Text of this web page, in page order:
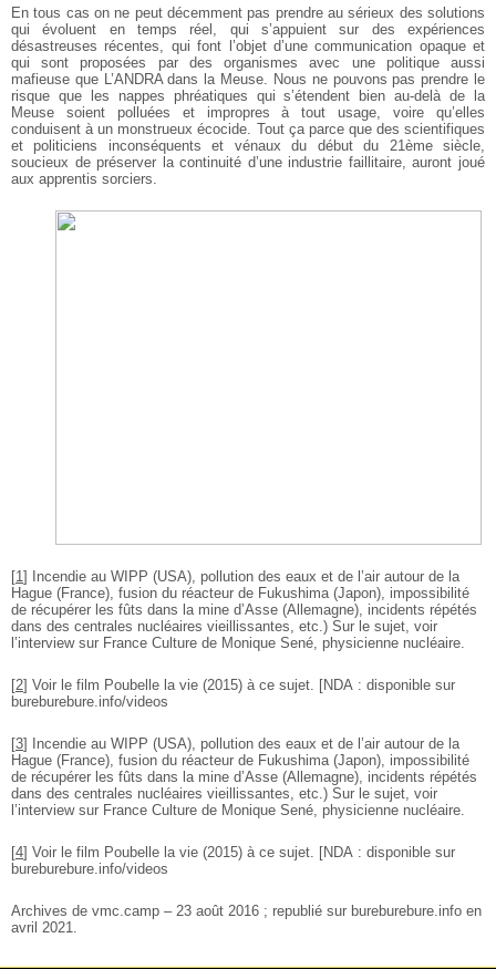
En tous cas on ne peut décemment pas prendre au sérieux des solutions
qui évoluent en temps réel, qui s’appuient sur des expériences
désastreuses récentes, qui font l’objet d’une communication opaque et
qui sont proposées par des organismes avec une politique aussi
mafieuse que L’ANDRA dans la Meuse. Nous ne pouvons pas prendre le
risque que les nappes phréatiques qui s’étendent bien au-delà de la
Meuse soient polluées et impropres à tout usage, voire qu’elles
conduisent à un monstrueux écocide. Tout ça parce que des scientifiques
et politiciens inconséquents et vénaux du début du 21ème siècle,
soucieux de préserver la continuité d’une industrie faillitaire, auront joué
aux apprentis sorciers.
[1 ]
Incendie au WIPP (USA), pollution des eaux et de l’air autour de la
Hague (France), fusion du réacteur de Fukushima (Japon), impossibilité
de récupérer les fûts dans la mine d’Asse (Allemagne), incidents répétés
dans des centrales nucléaires vieillissantes, etc.) Sur le sujet, voir
l’interview sur France Culture de Monique Sené, physicienne nucléaire.
[2] Voir le film Poubelle la vie (2015) à ce sujet. [NDA : disponible sur
bureburebure.info/videos
[3]
Incendie au WIPP (USA), pollution des eaux et de l’air autour de la
Hague (France), fusion du réacteur de Fukushima (Japon), impossibilité
de récupérer les fûts dans la mine d’Asse (Allemagne), incidents répétés
dans des centrales nucléaires vieillissantes, etc.) Sur le sujet, voir
l’interview sur France Culture de Monique Sené, physicienne nucléaire.
[4] Voir le film Poubelle la vie (2015) à ce sujet. [NDA : disponible sur
bureburebure.info/videos
Archives de vmc.camp – 23 août 2016 ; republié sur bureburebure.info en
avril 2021.